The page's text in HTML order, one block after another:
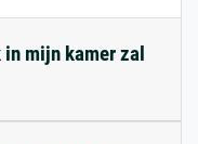
mijn kamer zal